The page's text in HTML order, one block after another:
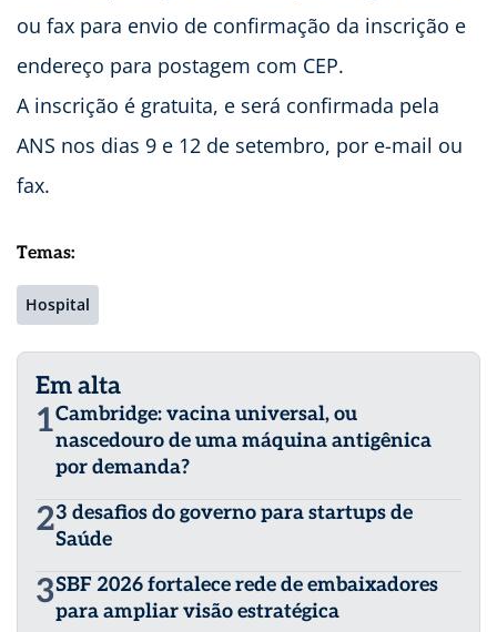
ou fax para envio de confirmação da inscrição e
endereço para postagem com CEP.
A inscrição é gratuita, e será confirmada pela
ANS nos dias 9 e 12 de setembro, por e-mail ou
fax.
Temas:
Hospital
Em alta
1Cambridge: vacina universal, ou
nascedouro de uma máquina antigênica
por demanda?
23 desafios do governo para startups de
Saúde
3SBF 2026 fortalece rede de embaixadores
para ampliar visão estratégica